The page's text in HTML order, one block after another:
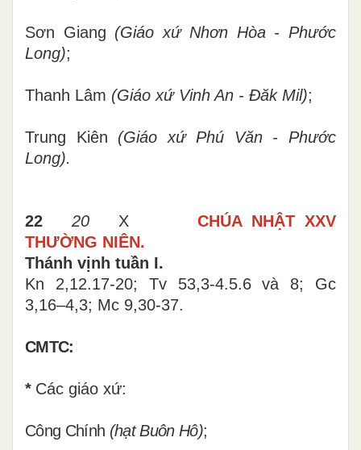
Sơn Giang (Giáo xứ Nhơn Hòa - Phước
Long);
Thanh Lâm (Giáo xứ Vinh An - Đăk Mil);
Trung Kiên (Giáo xứ Phú Văn - Phước
Long).
22 20 X CHÚA NHẬT XXV
THƯỜNG NIÊN.
Thánh vịnh tuần I.
Kn 2,12.17-20; Tv 53,3-4.5.6 và 8; Gc
3,16–4,3; Mc 9,30-37.
CMTC:
* Các giáo xứ:
Công Chính (hạt Buôn Hô);